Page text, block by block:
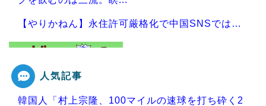
【やりかねん】永住許可厳格化で中国SNSでは…
Powered by livedoor 相互RSS
人気記事
韓国人「村上宗隆、100マイルの速球を打ち砕く2